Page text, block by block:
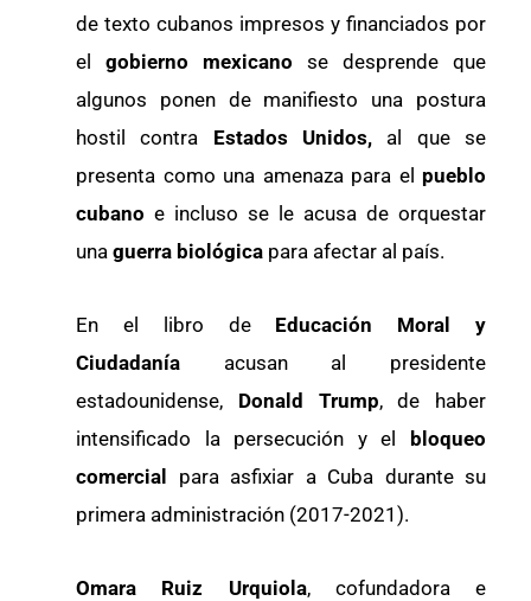
de texto cubanos impresos y financiados por
el gobierno mexicano se desprende que
algunos ponen de manifiesto una postura
hostil contra Estados Unidos, al que se
presenta como una amenaza para el pueblo
cubano e incluso se le acusa de orquestar
una guerra biológica para afectar al país.
En el libro de Educación Moral y
Ciudadanía acusan al presidente
estadounidense, Donald Trump, de haber
intensificado la persecución y el
bloqueo
comercial para asfixiar a Cuba durante su
primera administración (2017-2021).
Omara Ruiz Urquiola, cofundadora e